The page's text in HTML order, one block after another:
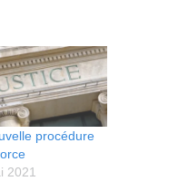
procédure
2021